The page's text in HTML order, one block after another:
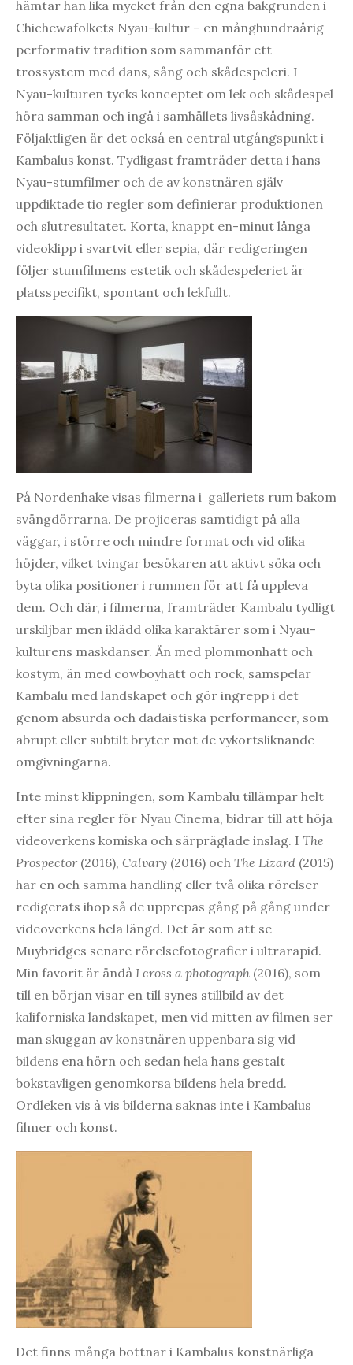
hämtar han lika mycket från den egna bakgrunden i
Chichewafolkets Nyau-kultur – en månghundraårig
performativ tradition som sammanför ett
trossystem med dans, sång och skådespeleri. I
Nyau-kulturen tycks konceptet om lek och skådespel
höra samman och ingå i samhällets livsåskådning.
Följaktligen är det också en central utgångspunkt i
Kambalus konst. Tydligast framträder detta i hans
Nyau-stumfilmer och de av konstnären själv
uppdiktade tio regler som definierar produktionen
och slutresultatet. Korta, knappt en-minut långa
videoklipp i svartvit eller sepia, där redigeringen
följer stumfilmens estetik och skådespeleriet är
platsspecifikt, spontant och lekfullt.
På Nordenhake visas filmerna i galleriets rum bakom
svängdörrarna. De projiceras samtidigt på alla
väggar, i större och mindre format och vid olika
höjder, vilket tvingar besökaren att aktivt söka och
byta olika positioner i rummen för att få uppleva
dem. Och där, i filmerna, framträder Kambalu tydligt
urskiljbar men iklädd olika karaktärer som i Nyau-
kulturens maskdanser. Än med plommonhatt och
kostym, än med cowboyhatt och rock, samspelar
Kambalu med landskapet och gör ingrepp i det
genom absurda och dadaistiska performancer, som
abrupt eller subtilt bryter mot de vykortsliknande
omgivningarna.
Inte minst klippningen, som Kambalu tillämpar helt
efter sina regler för Nyau Cinema, bidrar till att höja
videoverkens komiska och särpräglade inslag. I The
Prospector (2016), Calvary (2016) och The Lizard (2015)
har en och samma handling eller två olika rörelser
redigerats ihop så de upprepas gång på gång under
videoverkens hela längd. Det är som att se
Muybridges senare rörelsefotografier i ultrarapid.
Min favorit är ändå I cross a photograph (2016), som
till en början visar en till synes stillbild av det
kaliforniska landskapet, men vid mitten av filmen ser
man skuggan av konstnären uppenbara sig vid
bildens ena hörn och sedan hela hans gestalt
bokstavligen genomkorsa bildens hela bredd.
Ordleken vis à vis bilderna saknas inte i Kambalus
filmer och konst.
Det finns många bottnar i Kambalus konstnärliga